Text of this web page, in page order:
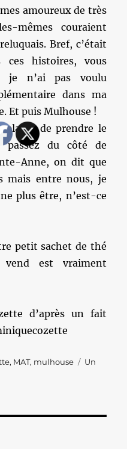
amoureux de très
mêmes couraient
Bref, c’était
ces histoires, vous
je n’ai pas voulu
dans ma
Et puis Mulhouse !
plaisir de prendre le
du côté de
Anne, on dit que
mais entre nous, je
plus être, n’est-ce
petit sachet de thé
est vraiment
d’après un fait
, MAT, mulhouse
Un